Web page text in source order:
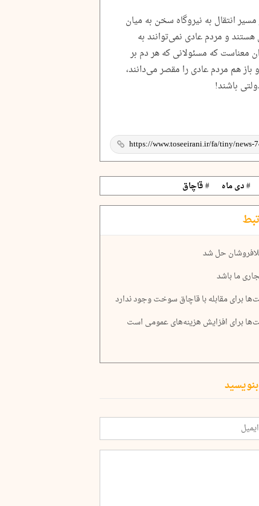
انتقال به نیروگاه سخن به میان
و مردم عادی نمی‌توانند به
معناست که مسئولانی که هر دم بر
هم مردم عادی را مقصر می‌دانند،
باشند!
# دی ماه # قاچاق
حل شد
ما باشد
برای مقابله با قاچاق سوخت وجود ندارد
برای افزایش هزینه‌های عمومی است